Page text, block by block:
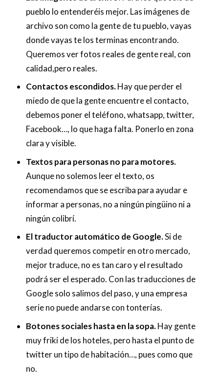
pueblo lo entenderéis mejor. Las imágenes de
archivo son como la gente de tu pueblo, vayas
donde vayas te los terminas encontrando.
Queremos ver fotos reales de gente real, con
calidad,pero reales.
Contactos escondidos.Hay que perder el
miedo de que la gente encuentre el contacto,
debemos poner el teléfono, whatsapp, twitter,
Facebook…, lo que haga falta. Ponerlo en zona
clara y visible.
Textos para personas no para motores.
Aunque no solemos leer el texto, os
recomendamos que se escriba para ayudar e
informar a personas, no a ningún pingüino ni a
ningún colibrí.
El traductor automático de Google.Si de
verdad queremos competir en otro mercado,
mejor traduce, no es tan caro y el resultado
podrá ser el esperado. Con las traducciones de
Google solo salimos del paso, y una empresa
serie no puede andarse con tonterías.
Botones sociales hasta en la sopa.Hay gente
muy friki de los hoteles, pero hasta el punto de
twitter un tipo de habitación…, pues como que
no.